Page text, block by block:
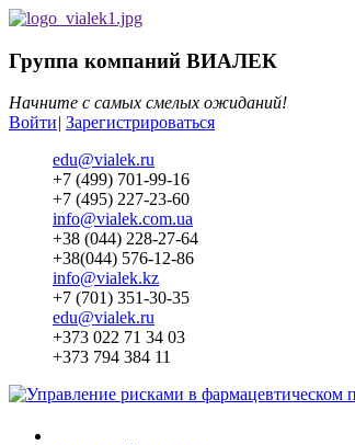
Группа компаний ВИАЛЕК
Начните с самых смелых ожиданий!
Войти| Зарегистрироваться
edu@vialek.ru
+7 (499) 701-99-16
+7 (495) 227-23-60
info@vialek.com.ua
+38 (044) 228-27-64
+38(044) 576-12-86
info@vialek.kz
+7 (701) 351-30-35
edu@vialek.ru
+373 022 71 34 03
+373 794 384 11